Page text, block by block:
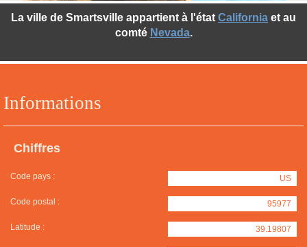
Informations
Chiffres
Code pays : US
Code postal : 95977
Latitude : 39.19807
La ville de Smartsville appartient à l'état California et au
comté Nevada.